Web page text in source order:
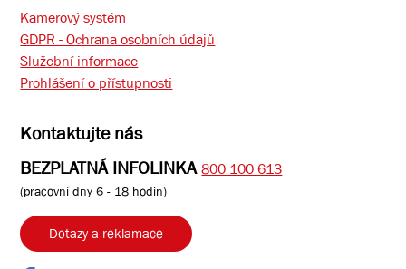
Kamerový systém
GDPR - Ochrana osobních údajů
Služební informace
Prohlášení o přístupnosti
Kontaktujte nás
BEZPLATNÁ INFOLINKA 800 100 613
(pracovní dny 6 - 18 hodin)
Dotazy a reklamace